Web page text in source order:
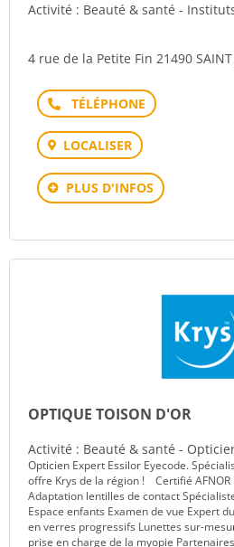
Activité : Beauté & santé -
4 rue de la Petite Fin 21490 SAINT
Téléphone
LOCALISER
PLUS D'INFOS
OPTIQUE TOISON D'OR
Activité : Beauté & santé -
Opticien Expert Essilor Eyecode.
offre Krys de la région ! Certifié AFNOR
Adaptation lentilles de contact
Espace enfants Examen de vue Expert
en verres progressifs Lunettes sur-
prise en charge de la myopie